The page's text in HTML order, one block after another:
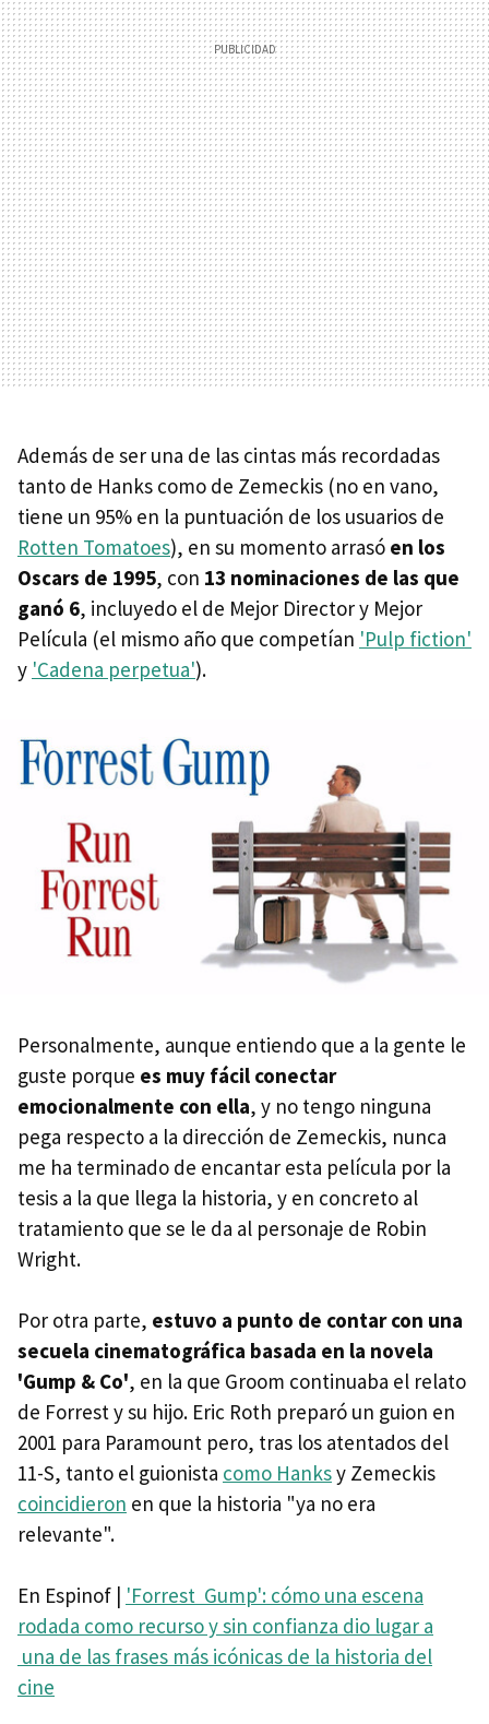
Además de ser una de las cintas más recordadas
tanto de Hanks como de Zemeckis (no en vano,
tiene un 95% en la puntuación de los usuarios de
Rotten Tomatoes), en su momento arrasó en los
Oscars de 1995, con 13 nominaciones de las que
ganó 6, incluyedo el de Mejor Director y Mejor
Película (el mismo año que competían 'Pulp fiction'
y 'Cadena perpetua').
Personalmente, aunque entiendo que a la gente le
guste porque es muy fácil conectar
emocionalmente con ella, y no tengo ninguna
pega respecto a la dirección de Zemeckis, nunca
me ha terminado de encantar esta película por la
tesis a la que llega la historia, y en concreto al
tratamiento que se le da al personaje de Robin
Wright.
Por otra parte, estuvo a punto de contar con una
secuela cinematográfica basada en la novela
'Gump & Co', en la que Groom continuaba el relato
de Forrest y su hijo. Eric Roth preparó un guion en
2001 para Paramount pero, tras los atentados del
11-S, tanto el guionista como Hanksy Zemeckis
coincidieron en que la historia "ya no era
relevante".
En Espinof | 'Forrest Gump': cómo una escena
rodada como recurso y sin confianza dio lugar a
una de las frases más icónicas de la historia del
cine